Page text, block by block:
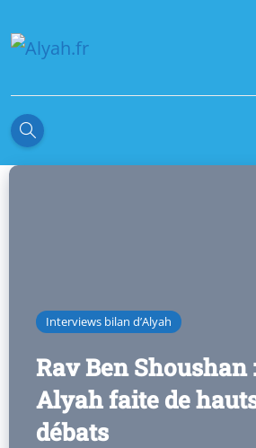
Interviews bilan d’Alyah
Rav Ben Shoushan
Alyah faite de
débats